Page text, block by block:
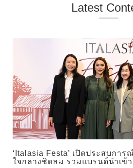
Latest
‘Italasia Festa’ เปิดประสบกา
ใจกลางชิดลม รวมแบรนด์นำเข้